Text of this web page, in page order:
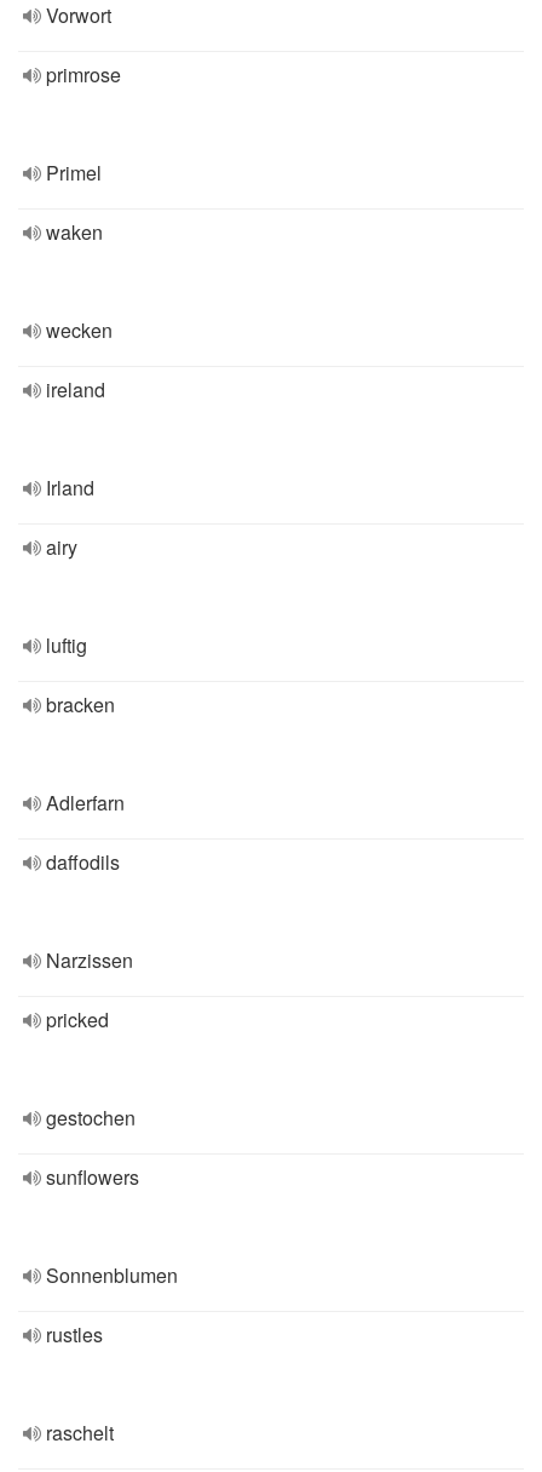
Vorwort
primrose
Primel
waken
wecken
ireland
Irland
airy
luftig
bracken
Adlerfarn
daffodils
Narzissen
pricked
gestochen
sunflowers
Sonnenblumen
rustles
raschelt